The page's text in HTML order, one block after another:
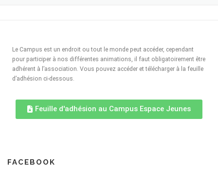
PARTENAIRES NEWS CONTACTS ET RÉSEAUX
Le Campus est un endroit ou tout le monde peut accéder, cependant
pour participer à nos différentes animations, il faut obligatoirement être
adhérent à l’association. Vous pouvez accéder et télécharger à la feuille
d’adhésion ci-dessous.
Feuille d'adhésion au Campus Espace Jeunes
FACEBOOK